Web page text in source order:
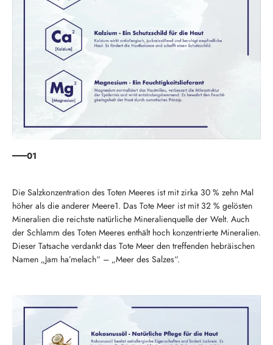
01
Die Salzkonzentration des Toten Meeres ist mit zirka 30 % zehn Mal
höher als die anderer Meere1. Das Tote Meer ist mit 32 % gelösten
Mineralien die reichste natürliche Mineralienquelle der Welt. Auch
der Schlamm des Toten Meeres enthält hoch konzentrierte Mineralien.
Dieser Tatsache verdankt das Tote Meer den treffenden hebräischen
Namen „Jam ha’melach“ – „Meer des Salzes“.